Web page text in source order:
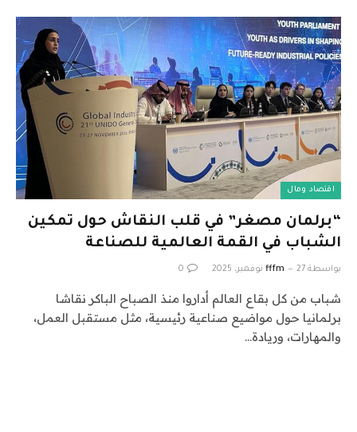
اقتصاد ومال
“برلمان مصغر” في قلب النقاش حول تمكين
الشباب في القمة العالمية للصناعة
بواسطة fffm 27 نوفمبر، 2025 0
شباب من كل بقاع العالم أداروا منذ الصباح الباكر نقاشا
برلمانيا حول مواضيع صناعية رئيسية، مثل مستقبل العمل،
والمهارات، وريادة…